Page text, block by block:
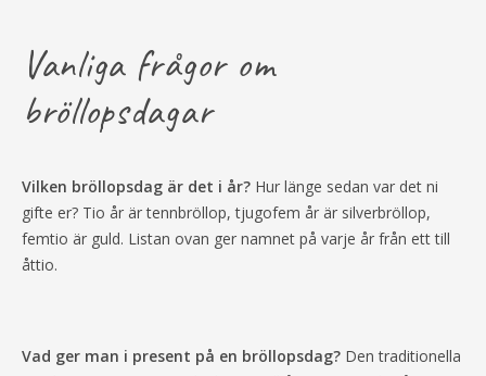
Vanliga frågor om
bröllopsdagar
Vilken bröllopsdag är det i år? Hur länge sedan var det ni
gifte er? Tio år är tennbröllop, tjugofem år är silverbröllop,
femtio är guld. Listan ovan ger namnet på varje år från ett till
åttio.
Vad ger man i present på en bröllopsdag? Den traditionella